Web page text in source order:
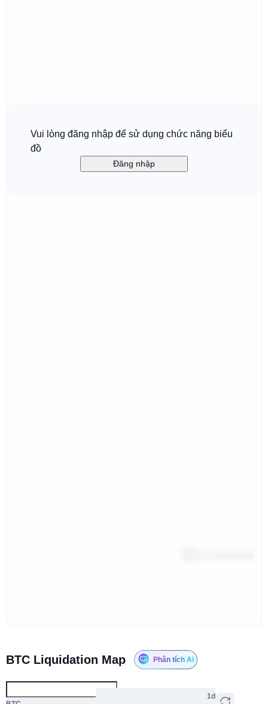
Vui lòng đăng nhập để sử dụng chức năng biểu
đồ
Đăng nhập
BTC Liquidation Map Phân tích AI
1d